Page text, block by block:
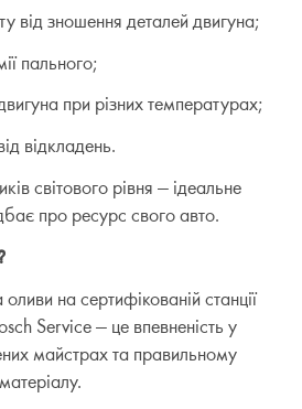
від зношення деталей двигуна;
пального;
при різних температурах;
відкладень.
світового рівня — ідеальне
про ресурс свого авто.
на сертифікованій станції
Service — це впевненість у
майстрах та правильному